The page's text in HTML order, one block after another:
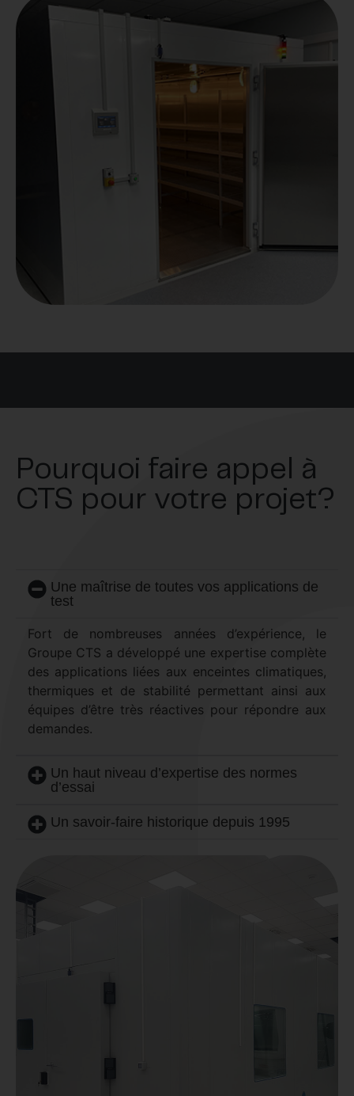
Pourquoi faire appel à
CTS pour votre projet?
Une maîtrise de toutes vos applications de
test
Fort de nombreuses années d’expérience, le
Groupe CTS a développé une expertise complète
des applications liées aux enceintes climatiques,
thermiques et de stabilité permettant ainsi aux
équipes d’être très réactives pour répondre aux
demandes.
Un haut niveau d’expertise des normes
d’essai
Un savoir-faire historique depuis 1995